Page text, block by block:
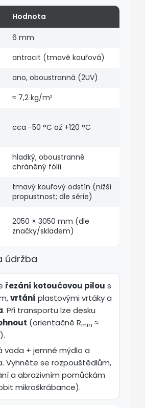
Hodnota
6 mm
antracit (tmavě kouřová)
ano, oboustranná (2UV)
≈ 7,2 kg/m²
cca −50 °C až +120 °C
hladký, oboustranně
chráněný fólií
tmavý kouřový odstín (nižší
propustnost; dle série)
2050 × 3050 mm (dle
značky/skladem)
údržba
řezání kotoučovou pilou s
vrtání plastovými vrtáky a
. Při transportu lze desku
(orientačně Rmin ≈
voda + jemné mýdlo a
Vyhněte se rozpouštědlům,
a abrazivním pomůckám
mikroškrábance).